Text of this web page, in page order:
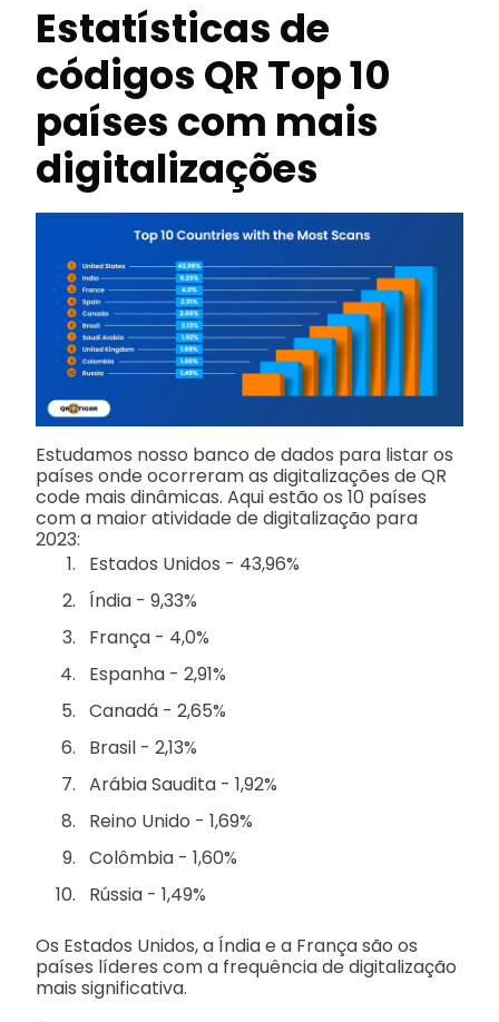
Estatísticas de
códigos QRTop 10
países com mais
digitalizações
Estudamos nosso banco de dados para listar os
países onde ocorreram as digitalizações de QR
code mais dinâmicas. Aqui estão os 10 países
com a maior atividade de digitalização para
2023:
Estados Unidos - 43,96%
Índia - 9,33%
França - 4,0%
Espanha - 2,91%
Canadá - 2,65%
Brasil - 2,13%
Arábia Saudita - 1,92%
Reino Unido - 1,69%
Colômbia - 1,60%
Rússia - 1,49%
Os Estados Unidos, a Índia e a França são os
países líderes com a frequência de digitalização
mais significativa.